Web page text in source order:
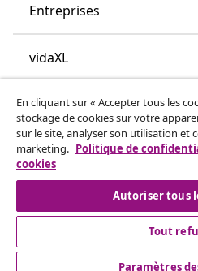
Entreprises
vidaXL
Découvrez-en plus
© 2008-2026 vidaXL vidaxl.be
vidaXL
En cliquant sur « Accepter tous les
stockage de cookies sur votre
sur le site, analyser son utilisation et
marketing. Politique de
cookies
Autoriser tous
Tout
Paramètres